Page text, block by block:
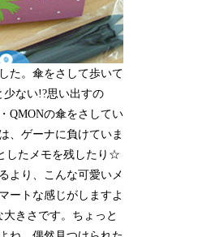
た。傘をさして歩いて
ない!?思い出すの
QMONの傘をさしてい
、ゲーナに負けていま
したメモを残したり☆
より、こんな可愛いメ
ートな感じがしますよ
きさです。ちょっと